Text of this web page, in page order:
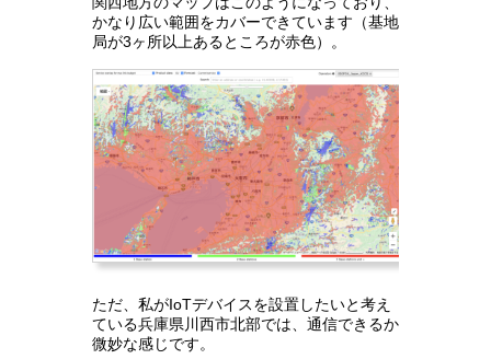
かなり広い範囲をカバーできています（基地
局が3ヶ所以上あるところが赤色）。
ただ、私がIoTデバイスを設置したいと考え
ている兵庫県川西市北部では、通信できるか
微妙な感じです。